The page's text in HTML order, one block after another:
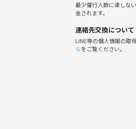
最少催行人数に達しな
金されます。
連絡先交換について
LINE等の個人情報の取
らをご覧ください。